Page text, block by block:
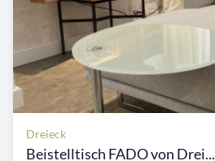
Dreieck
Beistelltisch FADO von Drei...